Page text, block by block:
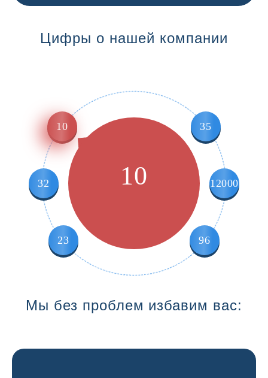
Цифры о нашей компании
10 35
12000
96
23
32 10
Мы без проблем избавим вас: